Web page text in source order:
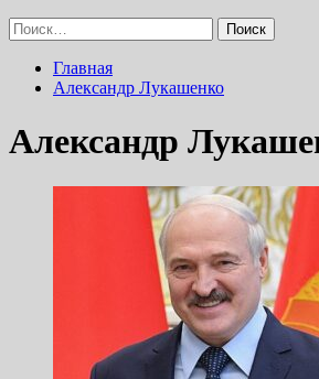
Найти:
Главная
Александр Лукашенко
Александр